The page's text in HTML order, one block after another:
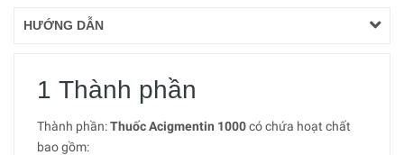
HƯỚNG DẪN
1 Thành phần
Thành phần:Thuốc Acigmentin 1000có chứa hoạt chất
bao gồm: